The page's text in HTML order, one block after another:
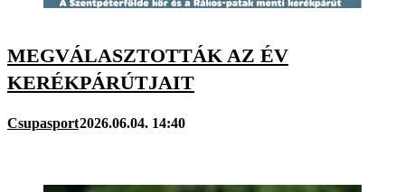
MEGVÁLASZTOTTÁK AZ ÉV
KERÉKPÁRÚTJAIT
Csupasport2026.06.04. 14:40